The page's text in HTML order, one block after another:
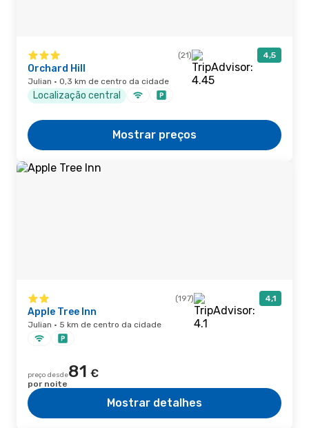
(21) 4,5
Orchard Hill
Julian · 0,3 km de centro da cidade
Localização central
Mostrar preços
(197) 4,1
Apple Tree Inn
Julian · 5 km de centro da cidade
preço desde81 €
por noite
Mostrar detalhes